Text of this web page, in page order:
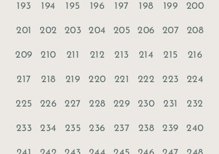
193 194 195 196 197 198 199 200
201 202 203 204 205 206 207 208
209 210 211 212 213 214 215 216
217 218 219 220 221 222 223 224
225 226 227 228 229 230 231 232
233 234 235 236 237 238 239 240